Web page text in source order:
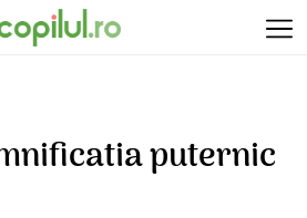
puternic